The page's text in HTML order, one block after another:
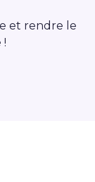
et rendre le
!